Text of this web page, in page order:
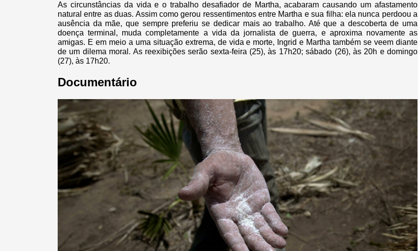
As circunstâncias da vida e o trabalho desafiador de Martha, acabaram causando um afastamento
natural entre as duas. Assim como gerou ressentimentos entre Martha e sua filha: ela nunca perdoou a
ausência da mãe, que sempre preferiu se dedicar mais ao trabalho. Até que a descoberta de uma
doença terminal, muda completamente a vida da jornalista de guerra, e aproxima novamente as
amigas. E em meio a uma situação extrema, de vida e morte, Ingrid e Martha também se veem diante
de um dilema moral. As reexibições serão sexta-feira (25), às 17h20; sábado (26), às 20h e domingo
(27), às 17h20.
Documentário